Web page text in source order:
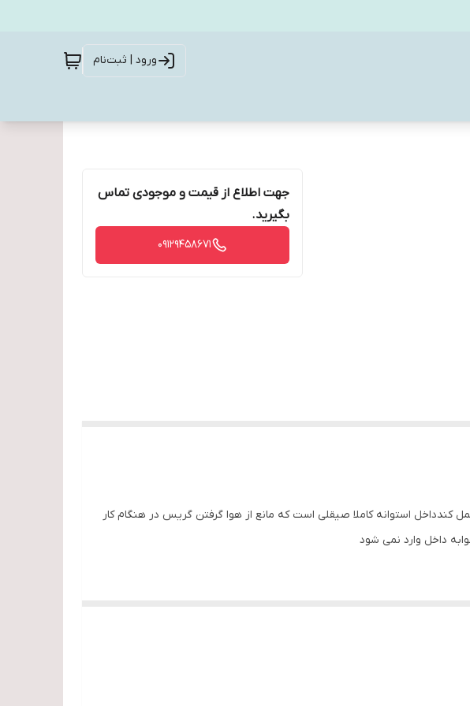
ورود | ثبت‌نام
جهت اطلاع از قیمت و موجودی تماس
بگیرید.
09129458671
کندداخل استوانه کاملا صیقلی است که مانع از هوا گرفتن گریس در هنگام کار
داخل وارد نمی شود